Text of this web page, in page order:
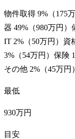
物件取得 9%（175
器 49%（980万円 ）
IT 2%（50万円 ） 資
3%（54万円 ） 保険 1
その他 2%（45万円 ）
最低
930万円
目安